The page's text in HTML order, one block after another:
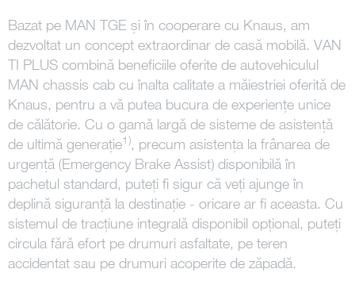
Bazat pe MAN TGE și în cooperare cu Knaus, am
dezvoltat un concept extraordinar de casă mobilă. VAN
TI PLUS combină beneficiile oferite de autovehiculul
MAN chassis cab cu înalta calitate a măiestriei oferită de
Knaus, pentru a vă putea bucura de experiențe unice
de călătorie. Cu o gamă largă de sisteme de asistență
de ultimă generație1), precum asistența la frânarea de
urgență (Emergency Brake Assist) disponibilă în
pachetul standard, puteți fi sigur că veți ajunge în
deplină siguranță la destinație - oricare ar fi aceasta. Cu
sistemul de tracțiune integrală disponibil opțional, puteți
circula fără efort pe drumuri asfaltate, pe teren
accidentat sau pe drumuri acoperite de zăpadă.